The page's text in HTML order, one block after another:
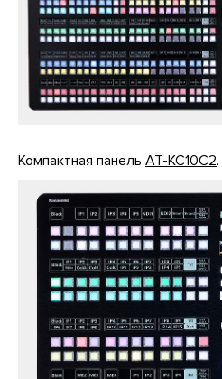
Компактная панель AT-KC10C2.